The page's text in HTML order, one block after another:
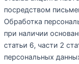
посредством
Обработка
при наличии
статьи 6, части 2
персональных